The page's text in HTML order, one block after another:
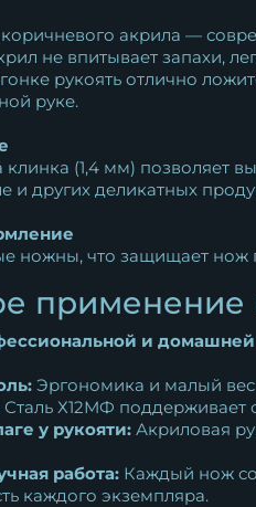
акрила —
не впитывает запахи,
рукоять отлично
руке.
(1,4 мм) позволяет
других деликатных
ножны, что защищает нож
применение
и домашней
Эргономика и малый
Сталь Х12МФ поддерживает
у рукояти: Акриловая
работа: Каждый нож
каждого экземпляра.